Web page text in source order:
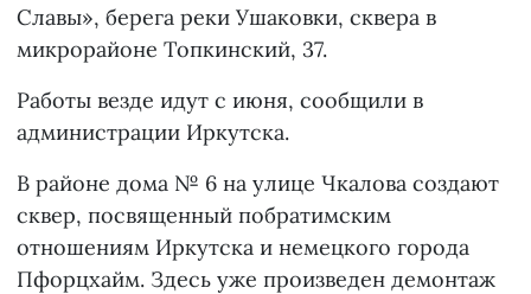
Славы», берега реки Ушаковки, сквера в
микрорайоне Топкинский, 37.
Работы везде идут с июня, сообщили в
администрации Иркутска.
В районе дома № 6 на улице Чкалова создают
сквер, посвященный побратимским
отношениям Иркутска и немецкого города
Пфорцхайм. Здесь уже произведен демонтаж